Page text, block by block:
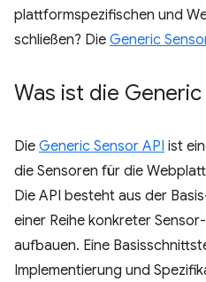
plattformspezifischen und
schließen? Die Generic
Was ist die Generic
Die Generic Sensor API ist
die Sensoren für die
Die API besteht aus der
einer Reihe konkreter
aufbauen. Eine
Implementierung und